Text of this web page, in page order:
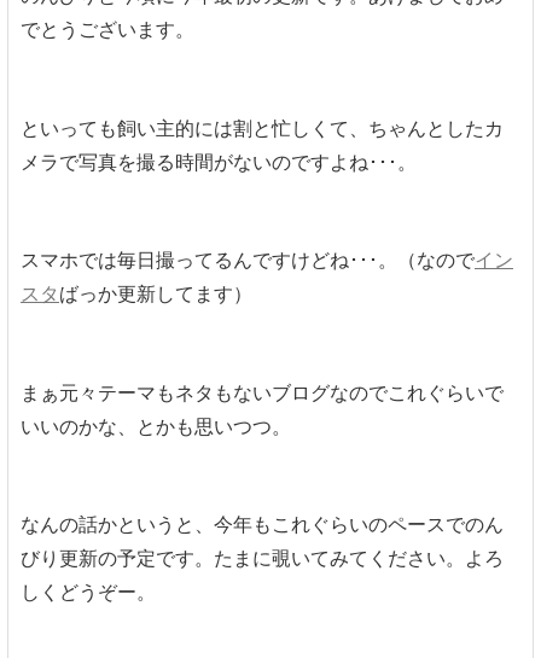
でとうございます。
といっても飼い主的には割と忙しくて、ちゃんとしたカ
メラで写真を撮る時間がないのですよね･･･。
スマホでは毎日撮ってるんですけどね･･･。（なのでイン
スタばっか更新してます）
まぁ元々テーマもネタもないブログなのでこれぐらいで
いいのかな、とかも思いつつ。
なんの話かというと、今年もこれぐらいのペースでのん
びり更新の予定です。たまに覗いてみてください。よろ
しくどうぞー。